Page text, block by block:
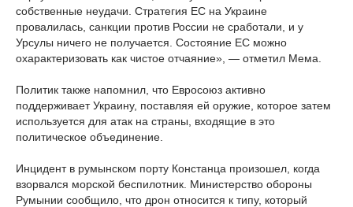
собственные неудачи. Стратегия ЕС на Украине
провалилась, санкции против России не сработали, и у
Урсулы ничего не получается. Состояние ЕС можно
охарактеризовать как чистое отчаяние», — отметил Мема.
Политик также напомнил, что Евросоюз активно
поддерживает Украину, поставляя ей оружие, которое затем
используется для атак на страны, входящие в это
политическое объединение.
Инцидент в румынском порту Констанца произошел, когда
взорвался морской беспилотник. Министерство обороны
Румынии сообщило, что дрон относится к типу, который